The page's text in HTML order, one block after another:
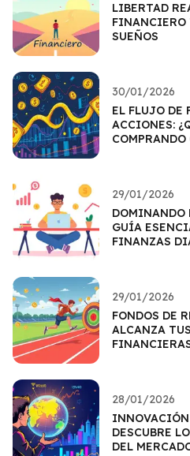
LIBERTAD
FINANCIERO
SUEÑOS
30/01/2026
EL FLUJO DE
ACCIONES:
29/01/2026
DOMINANDO
GUÍA
FINANZAS
29/01/2026
FONDOS DE
ALCANZA
28/01/2026
DESCUBRE
DEL